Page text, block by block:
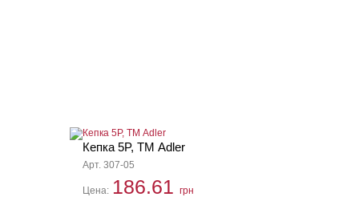
Кепка 5P, ТМ Adler
Арт. 307-05
Цена: 186.61 грн